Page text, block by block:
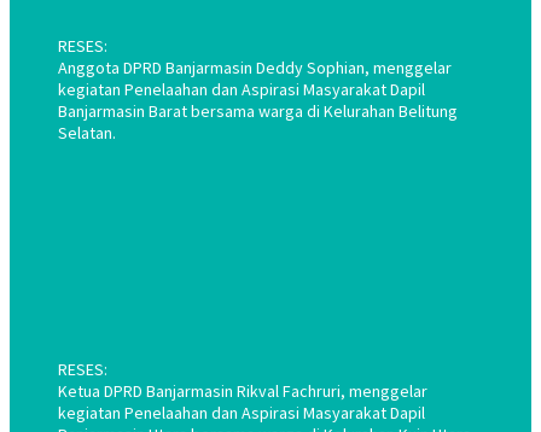
RESES:
Anggota DPRD Banjarmasin Deddy Sophian, menggelar
kegiatan Penelaahan dan Aspirasi Masyarakat Dapil
Banjarmasin Barat bersama warga di Kelurahan Belitung
Selatan.
RESES:
Ketua DPRD Banjarmasin Rikval Fachruri, menggelar
kegiatan Penelaahan dan Aspirasi Masyarakat Dapil